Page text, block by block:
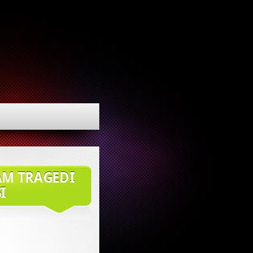
TRAGEDI